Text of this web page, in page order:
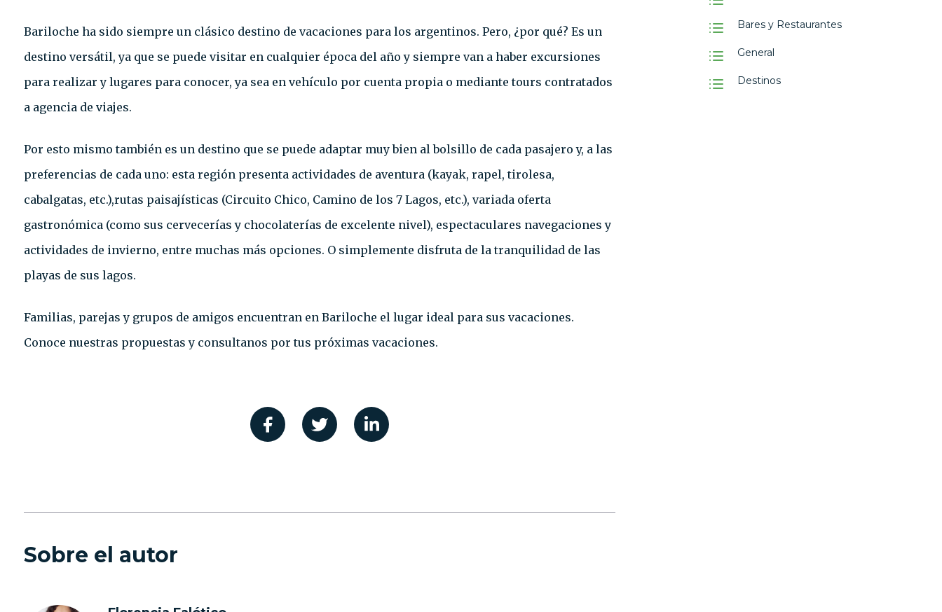
Bariloche ha sido siempre un clásico destino de vacaciones para los argentinos. Pero, ¿por qué? Es un
destino versátil, ya que se puede visitar en cualquier época del año y siempre van a haber excursiones
para realizar y lugares para conocer, ya sea en vehículo por cuenta propia o mediante tours contratados
a agencia de viajes.
Por esto mismo también es un destino que se puede adaptar muy bien al bolsillo de cada pasajero y, a las
preferencias de cada uno: esta región presenta actividades de aventura (kayak, rapel, tirolesa,
cabalgatas, etc.),rutas paisajísticas (Circuito Chico, Camino de los 7 Lagos, etc.), variada oferta
gastronómica (como sus cervecerías y chocolaterías de excelente nivel), espectaculares navegaciones y
actividades de invierno, entre muchas más opciones. O simplemente disfruta de la tranquilidad de las
playas de sus lagos.
Familias, parejas y grupos de amigos encuentran en Bariloche el lugar ideal para sus vacaciones.
Conoce nuestras propuestas y consultanos por tus próximas vacaciones.
Sobre el autor
Bares y Restaurantes
General
Destinos